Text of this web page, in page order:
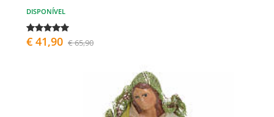
DISPONÍVEL
€ 41,90 € 65,90